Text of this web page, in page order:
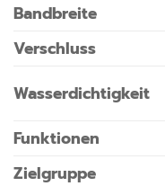
Bandbreite
Verschluss
Wasserdichtigkeit
Funktionen
Zielgruppe